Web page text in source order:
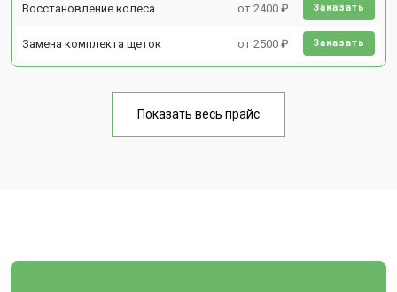
Восстановление колеса от 2400 ₽ Заказать
Замена комплекта щеток от 2500 ₽ Заказать
Показать весь прайс